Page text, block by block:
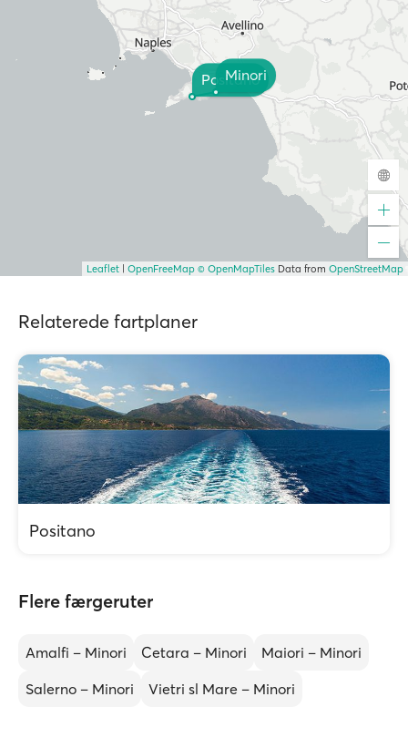
Positano
Minori
Leaflet OpenFreeMap © OpenMapTiles Data from OpenStreetMap
Relaterede fartplaner
Positano
Flere færgeruter
Amalfi – Minori Cetara – Minori
Maiori – Minori
Salerno – Minori
Vietri sl Mare – Minori